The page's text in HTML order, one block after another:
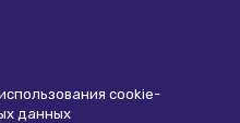
сookie-
данных